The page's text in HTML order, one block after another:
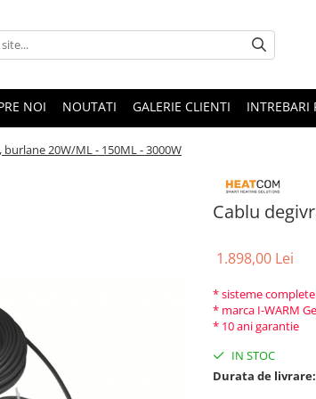
NOI NOUTATI GALERIE CLIENTI INTREBARI
20W/ML - 150ML - 3000W
Cablu
1.898,00 Lei
* sisteme
* marca I-WARM
* 10 ani garantie
IN STOC
Durata de livrare: